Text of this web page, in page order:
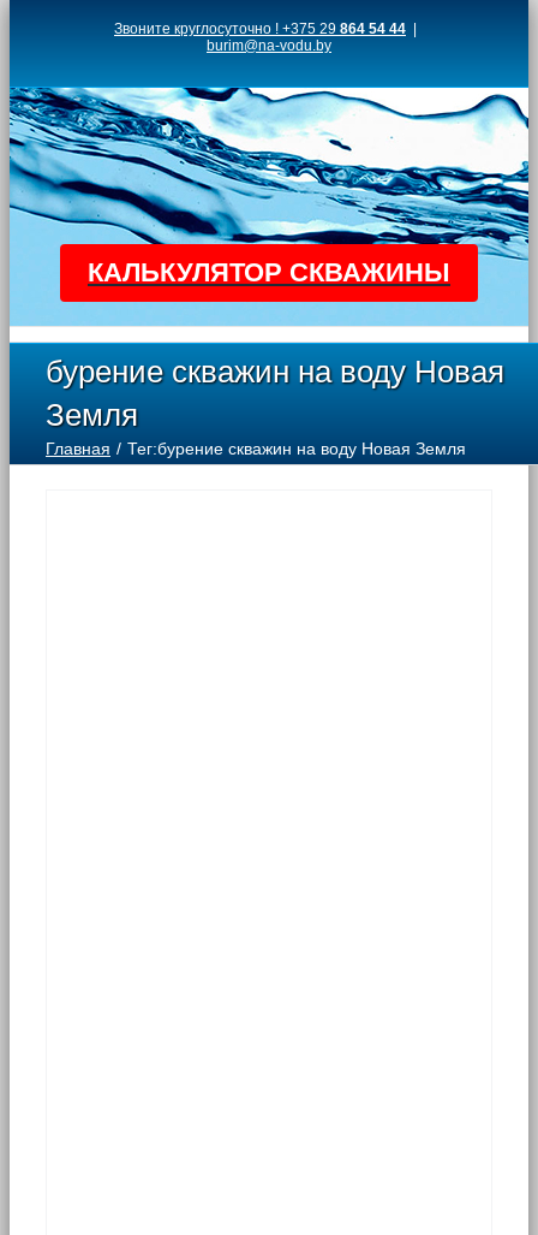
content
Звоните круглосуточно ! +375 29 864 54 44
burim@na-vodu.by
КАЛЬКУЛЯТОР СКВАЖИНЫ
бурение скважин на воду Новая
Земля
Главная Тег:бурение скважин на воду Новая Земля